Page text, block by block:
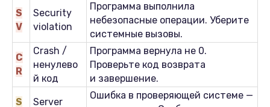
S
V
Security
violation
Программа выполнила
небезопасные операции. Уберите
системные вызовы.
C
R
Crash /
ненулево
й код
Программа вернула не 0.
Проверьте код возврата
и завершение.
S Server
Ошибка в проверяющей системе —